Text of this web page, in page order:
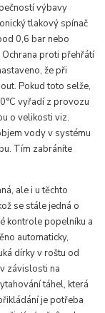
výbavy
tlakový spínač
0,6 bar nebo
proti přehřátí
že při
Pokud toto selže,
vyřadí z provozu
o velikosti viz.
vody v systému
Tím zabráníte
ale i u těchto
se stále jedná o
kontrole popelníku a
automaticky,
dírky v roštu od
závislosti na
táhel, která
je potřeba